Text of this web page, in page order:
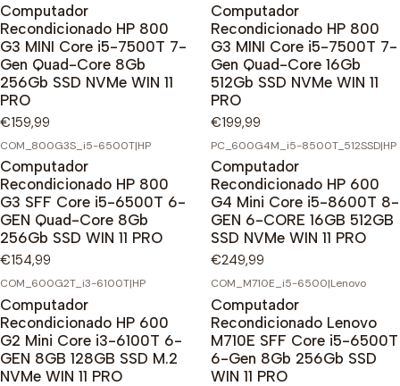
Computador
Recondicionado HP 800
G3 MINI Core i5-7500T 7-
Gen Quad-Core 8Gb
256Gb SSD NVMe WIN 11
PRO
€159,99
Computador
Recondicionado HP 800
G3 MINI Core i5-7500T 7-
Gen Quad-Core 16Gb
512Gb SSD NVMe WIN 11
PRO
€199,99
COM_800G3S_i5-6500T|HP
Computador
Recondicionado HP 800
G3 SFF Core i5-6500T 6-
GEN Quad-Core 8Gb
256Gb SSD WIN 11 PRO
€154,99
PC_600G4M_i5-8500T_512SSD|HP
Computador
Recondicionado HP 600
G4 Mini Core i5-8600T 8-
GEN 6-CORE 16GB 512GB
SSD NVMe WIN 11 PRO
€249,99
COM_600G2T_i3-6100T|HP
Computador
Recondicionado HP 600
G2 Mini Core i3-6100T 6-
GEN 8GB 128GB SSD M.2
NVMe WIN 11 PRO
COM_M710E_i5-6500|Lenovo
Computador
Recondicionado Lenovo
M710E SFF Core i5-6500T
6-Gen 8Gb 256Gb SSD
WIN 11 PRO